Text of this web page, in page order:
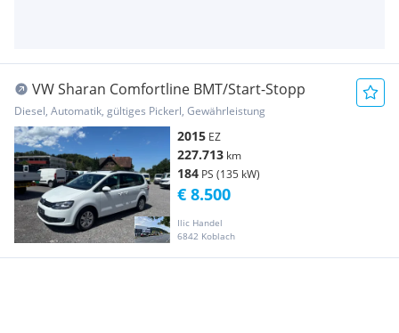
VW Sharan Comfortline BMT/Start-Stopp
Diesel, Automatik, gültiges Pickerl, Gewährleistung
2015 EZ
227.713 km
184 PS (135 kW)
Ilic Handel
6842 Koblach
€ 8.500